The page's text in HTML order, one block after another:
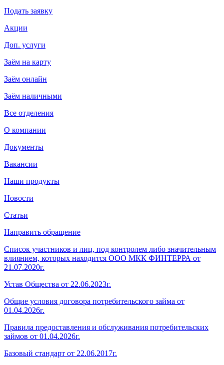
Подать заявку
Акции
Доп. услуги
Заём на карту
Заём онлайн
Заём наличными
Все отделения
О компании
Документы
Вакансии
Наши продукты
Новости
Статьи
Направить обращение
Список участников и лиц, под контролем либо значительным
влиянием, которых находится ООО МКК ФИНТЕРРА от
21.07.2020г.
Устав Общества от 22.06.2023г.
Общие условия договора потребительского займа от
01.04.2026г.
Правила предоставления и обслуживания потребительских
займов от 01.04.2026г.
Базовый стандарт от 22.06.2017г.